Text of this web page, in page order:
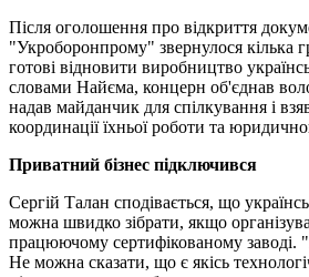
Після оголошення про відкриття
"Укроборонпрому" звернулося кілька
готові відновити виробництво
словами Найєма, концерн об'єднав
надав майданчик для спілкування і
координації їхньої роботи та
Приватний бізнес підключився
Сергій Талан сподівається, що
можна швидко зібрати, якщо
працюючому сертифікованому заводі.
Не можна сказати, що є якісь